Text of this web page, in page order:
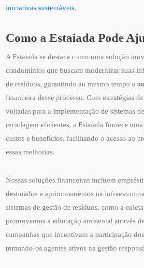
iniciativas sustentáveis.
Como a Estaiada Pode
A Estaiada se destaca como uma solução
condomínios que buscam modernizar suas
de resíduos, garantindo ao mesmo tempo a
financeira desse processo. Com estratégias
voltadas para a implementação de sistemas
reciclagem eficientes, a Estaiada fornece
custos e benefícios, facilitando o acesso ao
essas melhorias.
Nossas soluções financeiras incluem
destinados a aprimoramentos na
sistemas de gestão de resíduos, como a
promovemos a educação ambiental através
campanhas que incentivam a participação
tornando-os agentes ativos na gestão